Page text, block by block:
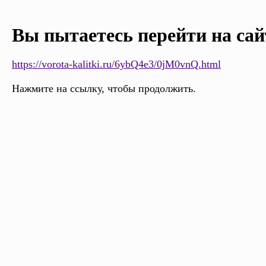
Вы пытаетесь перейти на
https://vorota-kalitki.ru/6ybQ4e3/0jM0vnQ.html
Нажмите на ссылку, чтобы продолжить.